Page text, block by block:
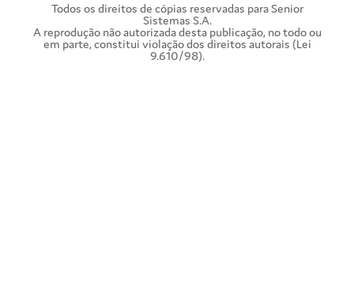
Todos os direitos de cópias reservadas para Senior
Sistemas S.A.
A reprodução não autorizada desta publicação, no todo ou
em parte, constitui violação dos direitos autorais (Lei
9.610/98).